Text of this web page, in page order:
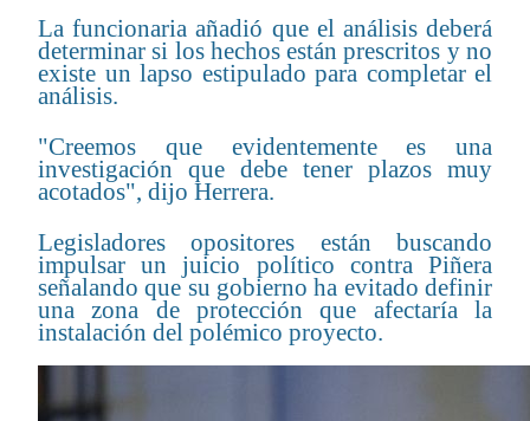
La funcionaria añadió que el análisis deberá
determinar si los hechos están prescritos y no
existe un lapso estipulado para completar el
análisis.
"Creemos que evidentemente es una
investigación que debe tener plazos muy
acotados", dijo Herrera.
Legisladores opositores están buscando
impulsar un juicio político contra Piñera
señalando que su gobierno ha evitado definir
una zona de protección que afectaría la
instalación del polémico proyecto.